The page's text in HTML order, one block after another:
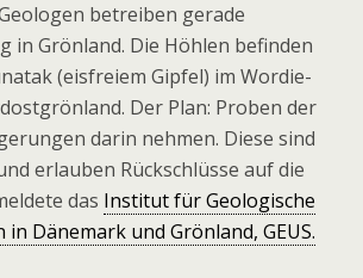
betreiben gerade
in Grönland. Die Höhlen befinden
(eisfreiem Gipfel) im Wordie-
Der Plan: Proben der
darin nehmen. Diese sind
erlauben Rückschlüsse auf die
das Institut für Geologische
Dänemark und Grönland, GEUS.